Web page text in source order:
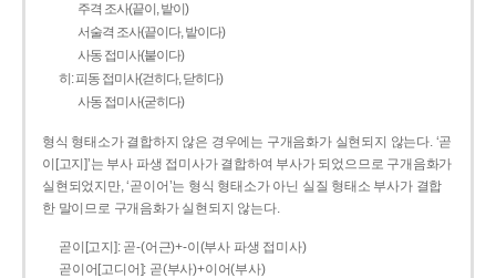
주격 조사(끝이, 밭이)
서술격 조사(끝이다, 밭이다)
사동 접미사(붙이다)
히: 피동 접미사(걷히다, 닫히다)
사동 접미사(굳히다)
형식 형태소가 결합하지 않은 경우에는 구개음화가 실현되지 않는다. ‘곧
이[고지]’는 부사 파생 접미사가 결합하여 부사가 되었으므로 구개음화가
실현되었지만, ‘곧이어’는 형식 형태소가 아닌 실질 형태소 부사가 결합
한 말이므로 구개음화가 실현되지 않는다.
곧이[고지]: 곧-­(어근)+­-이(부사 파생 접미사)
곧이어[고디어]: 곧(부사)+이어(부사)